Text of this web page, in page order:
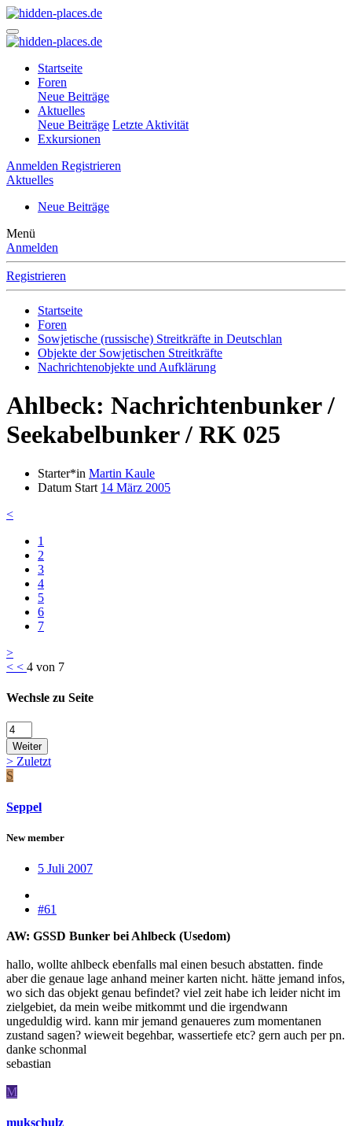
Startseite
Foren
Neue Beiträge
Aktuelles
Neue Beiträge Letzte Aktivität
Exkursionen
Anmelden Registrieren
Aktuelles
Neue Beiträge
Menü
Anmelden
Registrieren
Startseite
Foren
Sowjetische (russische) Streitkräfte in Deutschlan
Objekte der Sowjetischen Streitkräfte
Nachrichtenobjekte und Aufklärung
Ahlbeck: Nachrichtenbunker /
Seekabelbunker / RK 025
Starter*in Martin Kaule
Datum Start 14 März 2005
<
1
2
3
4
5
6
7
>
< < 4 von 7
Wechsle zu Seite
Weiter
> Zuletzt
S
Seppel
New member
5 Juli 2007
#61
AW: GSSD Bunker bei Ahlbeck (Usedom)
hallo, wollte ahlbeck ebenfalls mal einen besuch abstatten. finde
aber die genaue lage anhand meiner karten nicht. hätte jemand infos,
wo sich das objekt genau befindet? viel zeit habe ich leider nicht im
zielgebiet, da mein weibe mitkommt und die irgendwann
ungeduldig wird. kann mir jemand genaueres zum momentanen
zustand sagen? wieweit begehbar, wassertiefe etc? gern auch per pn.
danke schonmal
sebastian
M
mukschulz